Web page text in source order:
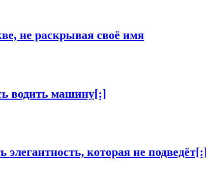
не раскрывая своё имя
водить машину[:]
которая не подведёт[:]